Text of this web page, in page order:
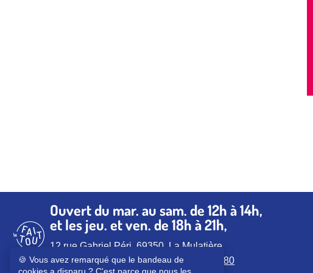
Ouvert du mar. au sam. de 12h à 14h,
et les jeu. et ven. de 18h à 21h,
12 rue Gabriel Péri, 69350, La Mulatière
Réservation conseillée au :06.95.90.74.80
🍪 Vous avez remarqué que le bandeau de